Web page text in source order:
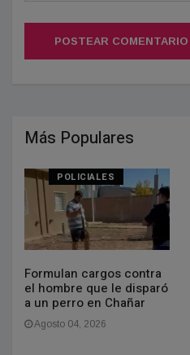
POSTEAR COMENTARIO
Más Populares
POLICIALES
Formulan cargos contra
el hombre que le disparó
a un perro en Chañar
Agosto 04, 2026